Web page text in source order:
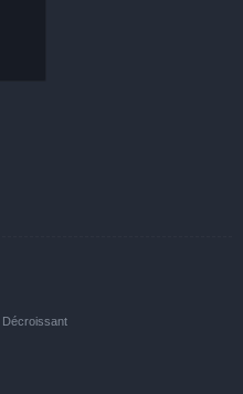
Décroissant